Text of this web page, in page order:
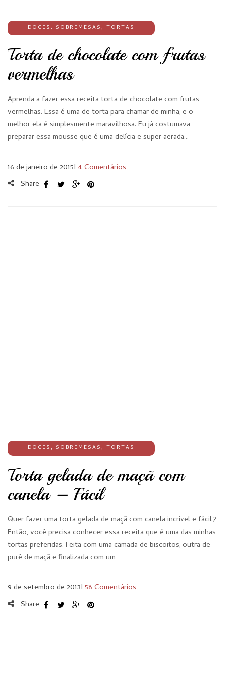
DOCES, SOBREMESAS, TORTAS
Torta de chocolate com frutas
vermelhas
Aprenda a fazer essa receita torta de chocolate com frutas
vermelhas. Essa é uma de torta para chamar de minha, e o
melhor ela é simplesmente maravilhosa. Eu já costumava
preparar essa mousse que é uma delícia e super aerada…
16 de janeiro de 2015I 4 Comentários
Share
DOCES, SOBREMESAS, TORTAS
Torta gelada de maçã com
canela – Fácil
Quer fazer uma torta gelada de maçã com canela incrível e fácil?
Então, você precisa conhecer essa receita que é uma das minhas
tortas preferidas. Feita com uma camada de biscoitos, outra de
purê de maçã e finalizada com um…
9 de setembro de 2013I 58 Comentários
Share